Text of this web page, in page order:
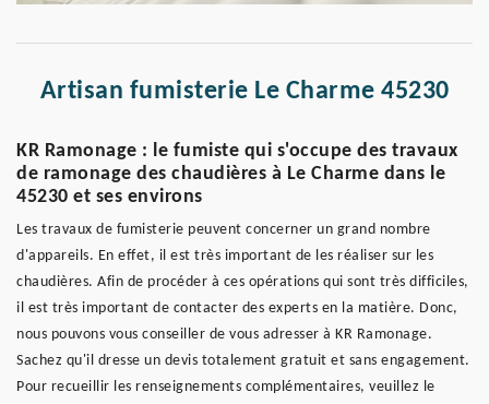
Artisan fumisterie Le Charme 45230
KR Ramonage : le fumiste qui s'occupe des travaux
de ramonage des chaudières à Le Charme dans le
45230 et ses environs
Les travaux de fumisterie peuvent concerner un grand nombre
d'appareils. En effet, il est très important de les réaliser sur les
chaudières. Afin de procéder à ces opérations qui sont très difficiles,
il est très important de contacter des experts en la matière. Donc,
nous pouvons vous conseiller de vous adresser à KR Ramonage.
Sachez qu'il dresse un devis totalement gratuit et sans engagement.
Pour recueillir les renseignements complémentaires, veuillez le